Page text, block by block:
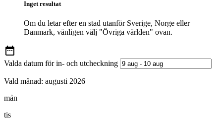
Inget resultat
Om du letar efter en stad utanför Sverige, Norge eller
Danmark, vänligen välj "Övriga världen" ovan.
Valda datum för in- och utcheckning
Vald månad: augusti 2026
mån
tis